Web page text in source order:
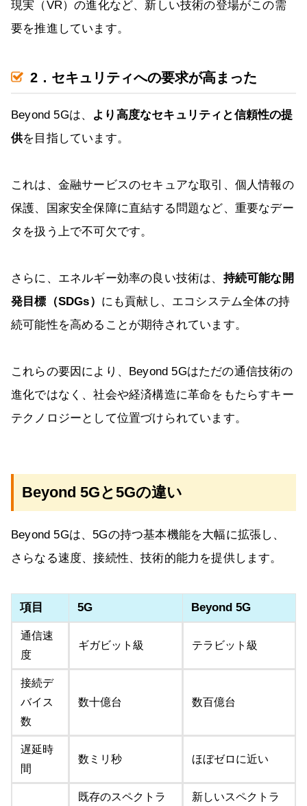
現実（VR）の進化など、新しい技術の登場がこの需
要を推進しています。
2．セキュリティへの要求が高まった
Beyond 5Gは、 より高度なセキュリティと信頼性の提
供を目指しています。
これは、金融サービスのセキュアな取引、個人情報の
保護、国家安全保障に直結する問題など、重要なデー
タを扱う上で不可欠です。
さらに、エネルギー効率の良い技術は、 持続可能な開
発目標（SDGs） にも貢献し、エコシステム全体の持
続可能性を高めることが期待されています。
これらの要因により、Beyond 5Gはただの通信技術の
進化ではなく、社会や経済構造に革命をもたらすキー
テクノロジーとして位置づけられています。
Beyond 5Gと5Gの違い
Beyond 5Gは、5Gの持つ基本機能を大幅に拡張し、
さらなる速度、接続性、技術的能力を提供します。
項目 5G Beyond 5G
通信速
度
ギガビット級 テラビット級
接続デ
バイス
数
数十億台 数百億台
遅延時
間
数ミリ秒 ほぼゼロに近い
既存のスペクトラ
新しいスペクトラ